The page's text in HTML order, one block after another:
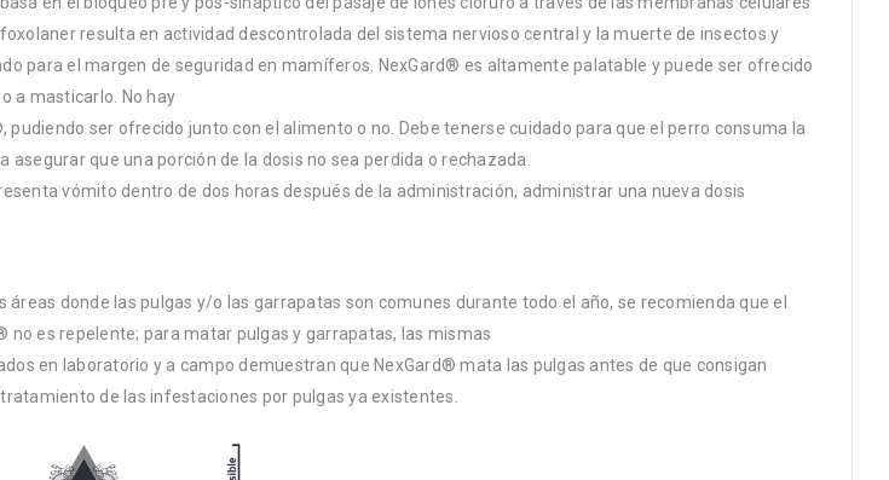
resulta en actividad descontrolada del sistema nervioso central y la muerte de insectos y
para el margen de seguridad en mamíferos. NexGard® es altamente palatable y puede ser ofrecido
a masticarlo. No hay
ser ofrecido junto con el alimento o no. Debe tenerse cuidado para que el perro consuma la
que una porción de la dosis no sea perdida o rechazada.
vómito dentro de dos horas después de la administración, administrar una nueva dosis
donde las pulgas y/o las garrapatas son comunes durante todo el año, se recomienda que el
es repelente; para matar pulgas y garrapatas, las mismas
en laboratorio y a campo demuestran que NexGard® mata las pulgas antes de que consigan
de las infestaciones por pulgas ya existentes.